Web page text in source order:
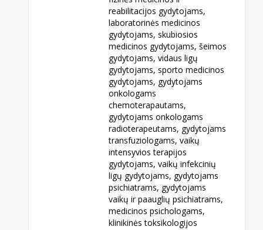
reabilitacijos gydytojams,
laboratorinės medicinos
gydytojams, skubiosios
medicinos gydytojams, šeimos
gydytojams, vidaus ligų
gydytojams, sporto medicinos
gydytojams, gydytojams
onkologams
chemoterapautams,
gydytojams onkologams
radioterapeutams, gydytojams
transfuziologams, vaikų
intensyvios terapijos
gydytojams, vaikų infekcinių
ligų gydytojams, gydytojams
psichiatrams, gydytojams
vaikų ir paauglių psichiatrams,
medicinos psichologams,
klinikinės toksikologijos